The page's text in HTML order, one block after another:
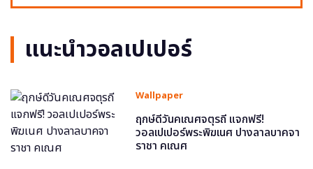
แนะนำวอลเปเปอร์
Wallpaper
ฤกษ์ดีวันคเณศจตุรถี แจกฟรี!
วอลเปเปอร์พระพิฆเนศ ปางลาลบาคจา
ราชา คเณศ